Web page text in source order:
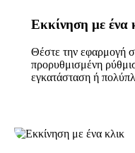
Εκκίνηση με ένα
Θέστε την εφαρμογή
προρυθμισμένη
εγκατάσταση ή